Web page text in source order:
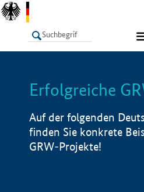
LISTE
Erfolgreiche
Auf der folgenden
finden Sie konkrete
GRW-Projekte!